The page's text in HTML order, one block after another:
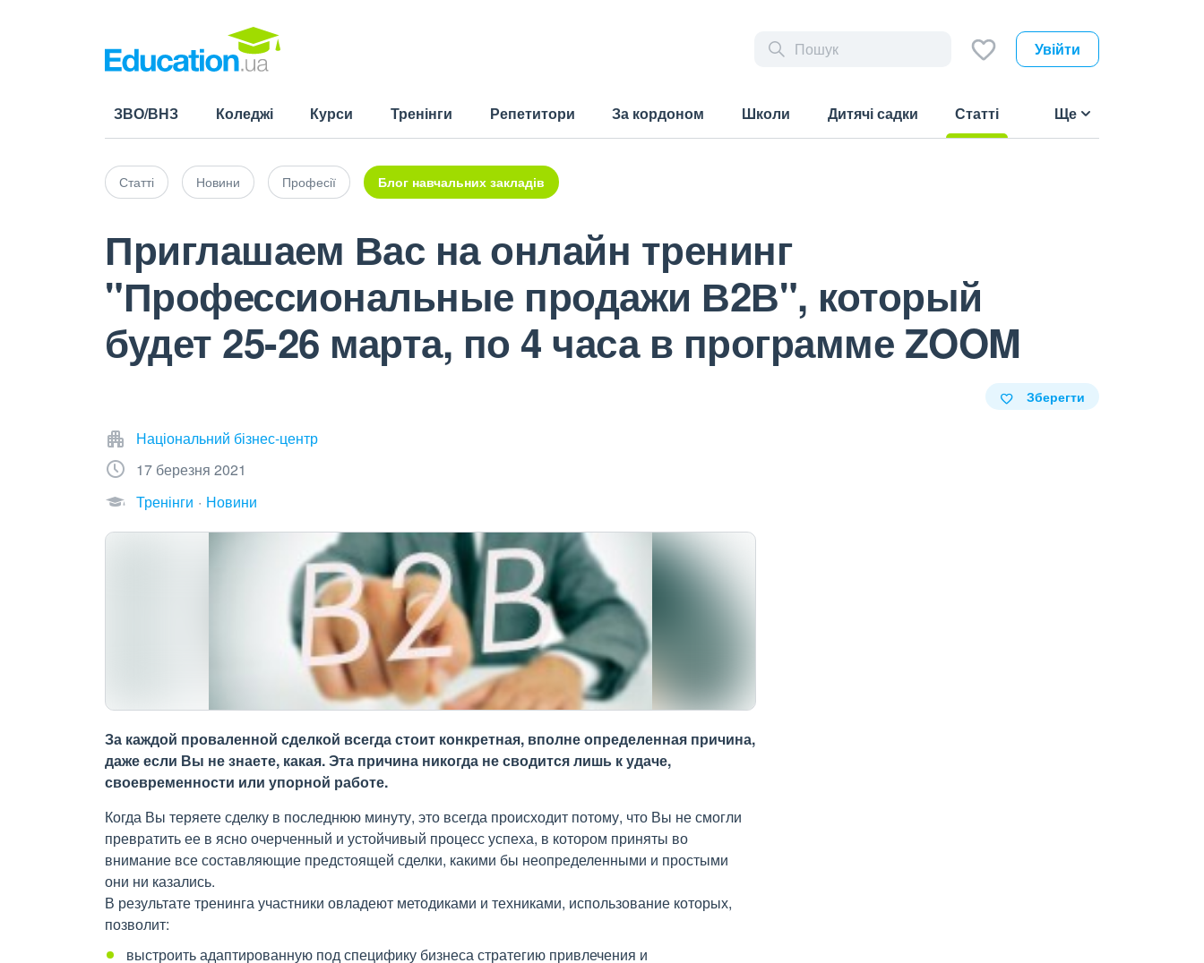
Увійти
ЗВО/ВНЗ Коледжі Курси Тренінги Репетитори За кордоном Школи Дитячі садки
Статті
Ще
Статті Новини Професії Блог навчальних закладів
Приглашаем Вас на онлайн тренинг
"Профессиональные продажи В2В", который
будет 25-26 марта, по 4 часа в программе ZOOM
Зберегти
Національний бізнес-центр
17 березня 2021
Тренінги
Новини
За каждой проваленной сделкой всегда стоит конкретная, вполне определенная причина,
даже если Вы не знаете, какая. Эта причина никогда не сводится лишь к удаче,
своевременности или упорной работе.
Когда Вы теряете сделку в последнюю минуту, это всегда происходит потому, что Вы не смогли
превратить ее в ясно очерченный и устойчивый процесс успеха, в котором приняты во
внимание все составляющие предстоящей сделки, какими бы неопределенными и простыми
они ни казались.
В результате тренинга участники овладеют методиками и техниками, использование которых,
позволит:
выстроить адаптированную под специфику бизнеса стратегию привлечения и